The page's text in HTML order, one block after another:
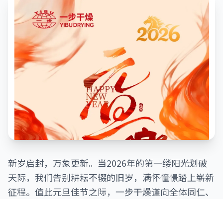
新岁启封，万象更新。当2026年的第一缕阳光划破
天际，我们告别耕耘不辍的旧岁，满怀憧憬踏上崭新
征程。值此元旦佳节之际，一步干燥谨向全体同仁、